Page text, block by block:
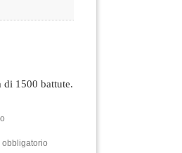
di 1500 battute.
obbligatorio